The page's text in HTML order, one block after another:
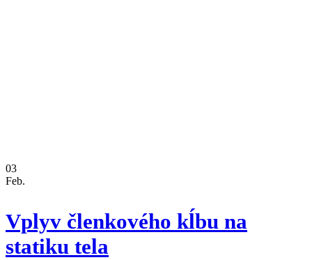
03
Feb.
Vplyv členkového kĺbu na
statiku tela